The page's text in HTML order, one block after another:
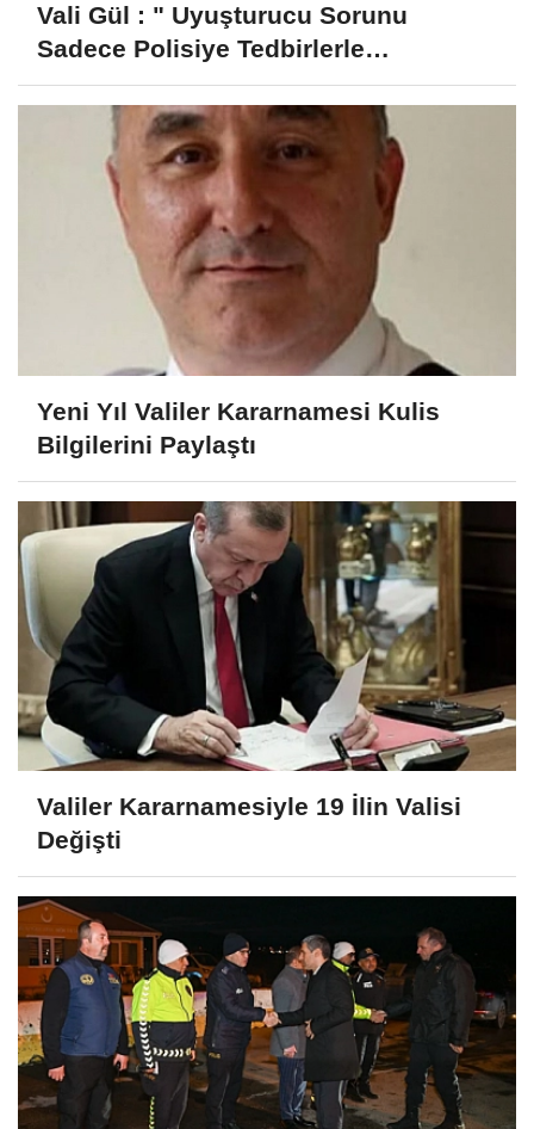
Vali Gül : " Uyuşturucu Sorunu
Sadece Polisiye Tedbirlerle
Çözülemez "
Yeni Yıl Valiler Kararnamesi Kulis
Bilgilerini Paylaştı
Valiler Kararnamesiyle 19 İlin Valisi
Değişti